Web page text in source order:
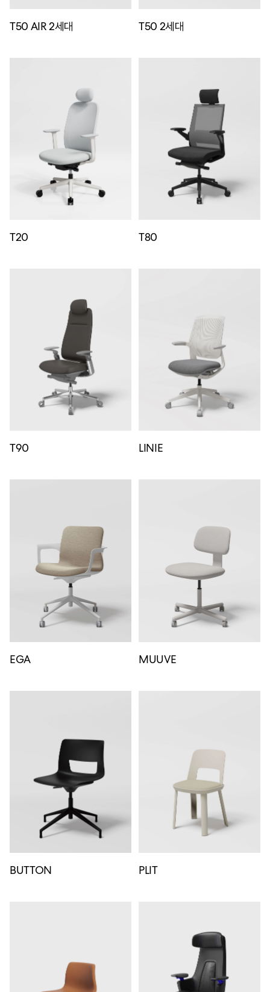
T50 AIR 2세대 T50 2세대
T20 T80
T90 LINIE
EGA MUUVE
BUTTON PLIT